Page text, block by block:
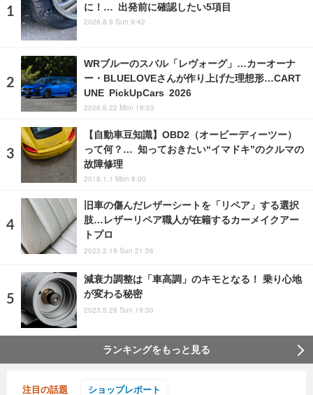
に！… 出発前に確認したい5項目
2026.8.9 Sun 9:42
WRブルーのスバル「レヴォーグ」…カーオーナ
ー・BLUELOVEさんが作り上げた理想形…CART
UNE PickUpCars 2026
2026.6.22 Mon 18:03
【自動車豆知識】OBD2（オービーディーツー）
って何？… 知っておきたい“イマドキ”のクルマの
故障修理
2018.1.1 Mon 8:00
旧車の傷んだレザーシートを「リペア」する選択
肢…レザーリペア職人が在籍するカーメイクアー
トプロ
2023.2.19 Sun 21:56
減衰力調整は「車高調」のキモとなる！ 乗り心地
が変わる秘密
2023.5.28 Sun 19:30
ランキングをもっと見る
注目の話題 ショップレポート